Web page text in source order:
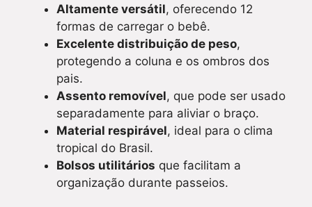
Altamente versátil, oferecendo 12
formas de carregar o bebê.
Excelente distribuição de peso,
protegendo a coluna e os ombros dos
pais.
Assento removível, que pode ser usado
separadamente para aliviar o braço.
Material respirável, ideal para o clima
tropical do Brasil.
Bolsos utilitários que facilitam a
organização durante passeios.